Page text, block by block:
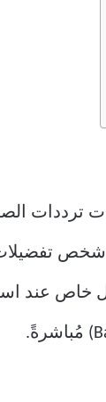
ترددات
شخص
عند